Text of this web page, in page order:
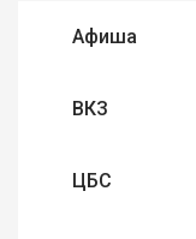
Афиша
ВКЗ
ЦБС